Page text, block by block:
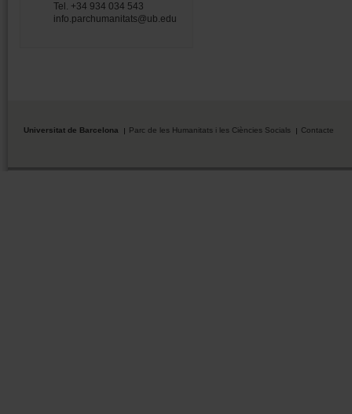
Tel. +34 934 034 543
info.parchumanitats@ub.edu
Universitat de Barcelona Parc de les Humanitats i les Ciències Socials Contacte